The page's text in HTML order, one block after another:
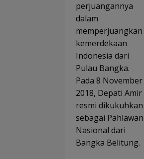
perjuangannya
dalam
memperjuangkan
kemerdekaan
Indonesia dari
Pulau Bangka.
Pada 8 November
2018, Depati Amir
resmi dikukuhkan
sebagai Pahlawan
Nasional dari
Bangka Belitung.